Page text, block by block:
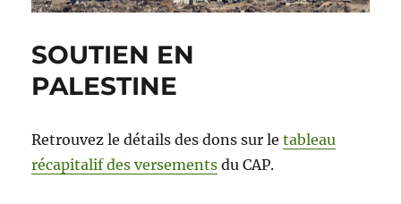
SOUTIEN EN
PALESTINE
Retrouvez le détails des dons sur letableau
récapitalif des versements du CAP.